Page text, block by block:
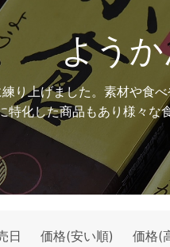
よう
り上げました。素材や食
特化した商品もあり様々な
日 価格(安い順) 価格(